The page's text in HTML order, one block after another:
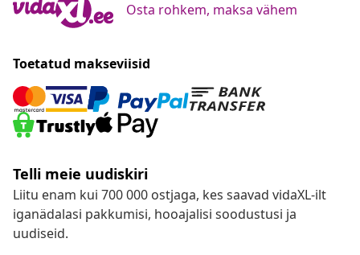
Toetatud makseviisid
Telli meie uudiskiri
Liitu enam kui 700 000 ostjaga, kes saavad vidaXL-ilt